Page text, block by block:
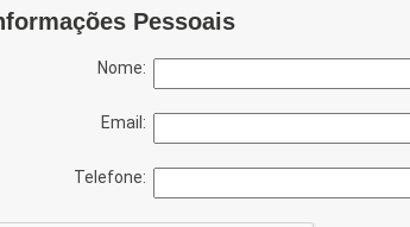
Pessoais
Nome:
Email:
Telefone: